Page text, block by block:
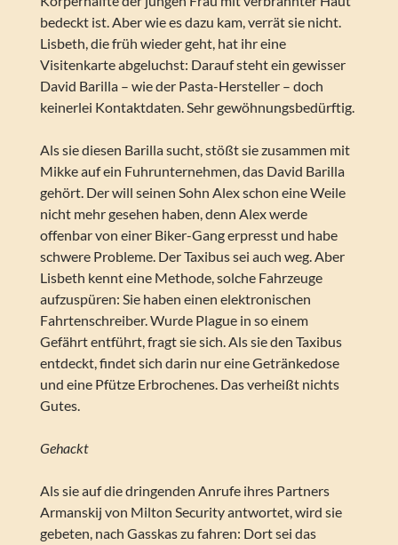
bedeckt ist. Aber wie es dazu kam, verrät sie nicht.
Lisbeth, die früh wieder geht, hat ihr eine
Visitenkarte abgeluchst: Darauf steht ein gewisser
David Barilla – wie der Pasta-Hersteller – doch
keinerlei Kontaktdaten. Sehr gewöhnungsbedürftig.
Als sie diesen Barilla sucht, stößt sie zusammen mit
Mikke auf ein Fuhrunternehmen, das David Barilla
gehört. Der will seinen Sohn Alex schon eine Weile
nicht mehr gesehen haben, denn Alex werde
offenbar von einer Biker-Gang erpresst und habe
schwere Probleme. Der Taxibus sei auch weg. Aber
Lisbeth kennt eine Methode, solche Fahrzeuge
aufzuspüren: Sie haben einen elektronischen
Fahrtenschreiber. Wurde Plague in so einem
Gefährt entführt, fragt sie sich. Als sie den Taxibus
entdeckt, findet sich darin nur eine Getränkedose
und eine Pfütze Erbrochenes. Das verheißt nichts
Gutes.
Gehackt
Als sie auf die dringenden Anrufe ihres Partners
Armanskij von Milton Security antwortet, wird sie
gebeten, nach Gasskas zu fahren: Dort sei das